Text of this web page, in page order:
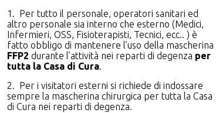
1. Per tutto il personale, operatori sanitari ed
altro personale sia interno che esterno (Medici,
Infermieri, OSS, Fisioterapisti, Tecnici, ecc.. ) è
fatto obbligo di mantenere l’uso della mascherina
FFP2 durante l’attività nei reparti di degenza per
tutta la Casa di Cura.
2. Per i visitatori esterni si richiede di indossare
sempre la mascherina chirurgica per tutta la Casa
di Cura nei reparti di degenza.